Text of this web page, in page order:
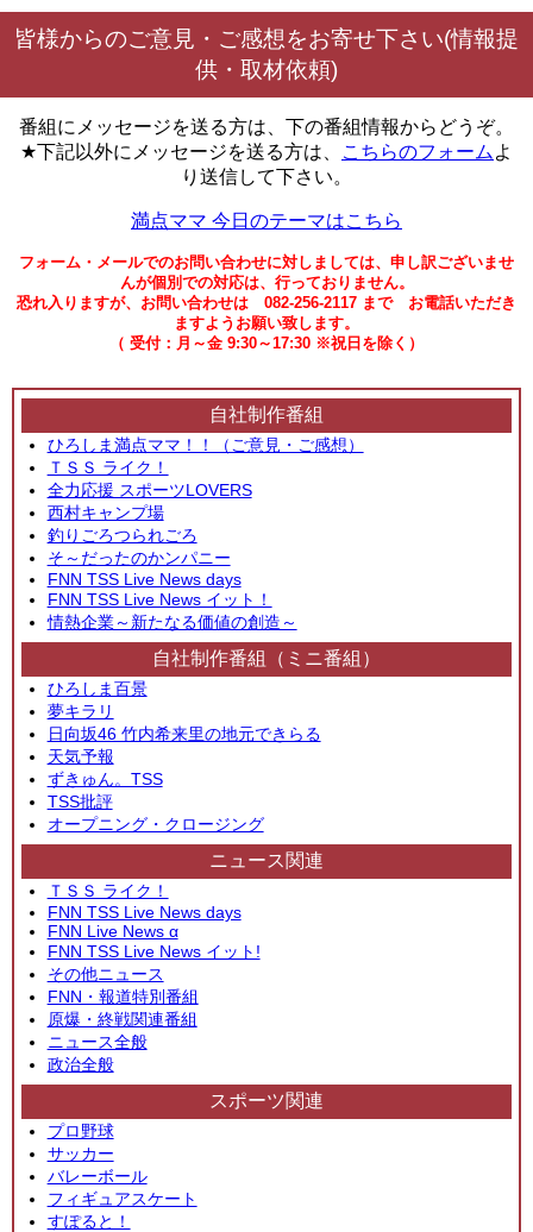
皆様からのご意見・ご感想をお寄せ下さい(情報提
供・取材依頼)
番組にメッセージを送る方は、下の番組情報からどうぞ。
★下記以外にメッセージを送る方は、
こちらのフォーム よ
り送信して下さい。
満点ママ 今日のテーマはこちら
フォーム・メールでのお問い合わせに対しましては、申し訳ございませ
んが個別での対応は、行っておりません。
恐れ入りますが、お問い合わせは 082-256-2117 まで お電話いただき
ますようお願い致します。
（ 受付：月～金 9:30～17:30 ※祝日を除く）
自社制作番組
ひろしま満点ママ！！（ご意見・ご感想）
ＴＳＳ ライク！
全力応援 スポーツLOVERS
西村キャンプ場
釣りごろつられごろ
そ～だったのかンパニー
FNN TSS Live News days
FNN TSS Live News イット！
情熱企業～新たなる価値の創造～
自社制作番組（ミニ番組）
ひろしま百景
夢キラリ
日向坂46 竹内希来里の地元できらる
天気予報
ずきゅん。TSS
TSS批評
オープニング・クロージング
ニュース関連
ＴＳＳ ライク！
FNN TSS Live News days
FNN Live News α
FNN TSS Live News イット!
その他ニュース
FNN・報道特別番組
原爆・終戦関連番組
ニュース全般
政治全般
スポーツ関連
プロ野球
サッカー
バレーボール
フィギュアスケート
すぽると！